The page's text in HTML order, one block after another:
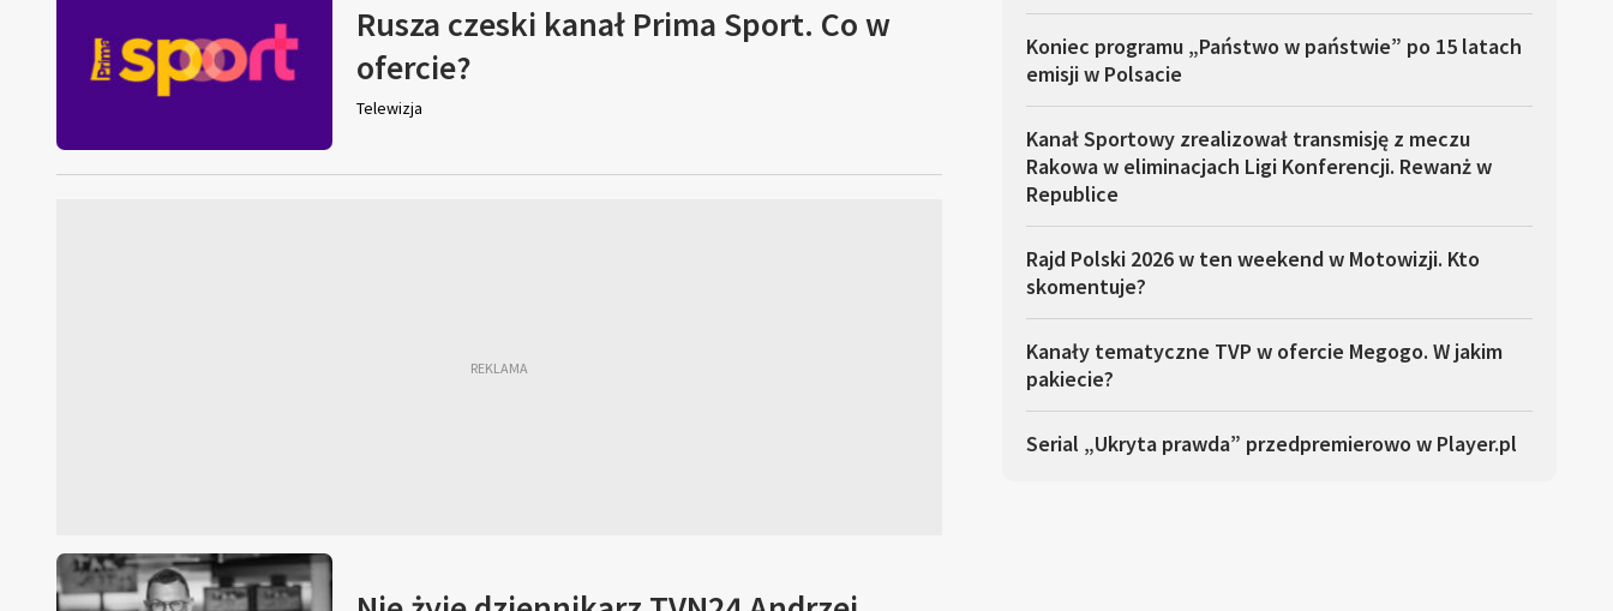
Rusza czeski kanał Prima Sport. Co w
ofercie?
Telewizja
Koniec programu „Państwo w państwie” po 15 latach
emisji w Polsacie
Kanał Sportowy zrealizował transmisję z meczu
Rakowa w eliminacjach Ligi Konferencji. Rewanż w
Republice
Rajd Polski 2026 w ten weekend w Motowizji. Kto
skomentuje?
Kanały tematyczne TVP w ofercie Megogo. W jakim
pakiecie?
Serial „Ukryta prawda” przedpremierowo w Player.pl